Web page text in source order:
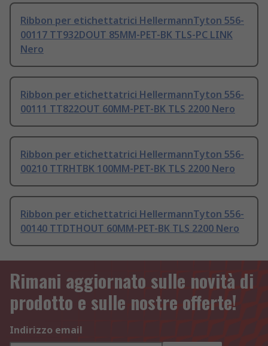
Ribbon per etichettatrici HellermannTyton 556-
00117 TT932DOUT 85MM-PET-BK TLS-PC LINK
Nero
Ribbon per etichettatrici HellermannTyton 556-
00111 TT822OUT 60MM-PET-BK TLS 2200 Nero
Ribbon per etichettatrici HellermannTyton 556-
00210 TTRHTBK 100MM-PET-BK TLS 2200 Nero
Ribbon per etichettatrici HellermannTyton 556-
00140 TTDTHOUT 60MM-PET-BK TLS 2200 Nero
Rimani aggiornato sulle novità di
prodotto e sulle nostre offerte!
Indirizzo email